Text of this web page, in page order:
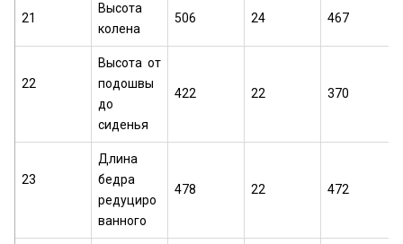
21
Высота
колена
506 24 467
22
Высота от
подошвы
до
сиденья
422 22 370
23
Длина
бедра
редуциро
ванного
478 22 472